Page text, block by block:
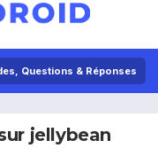
Questions & Réponses
jellybean